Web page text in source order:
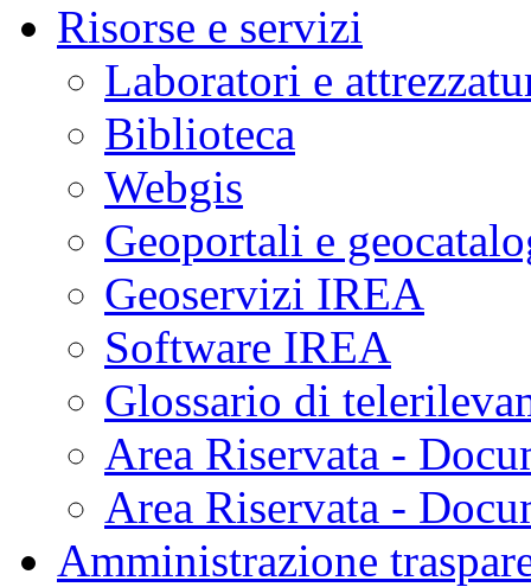
Risorse e servizi
Laboratori e
Biblioteca
Webgis
Geoportali e
Geoservizi IREA
Software IREA
Glossario di
Area Riservata -
Area Riservata -
Amministrazione